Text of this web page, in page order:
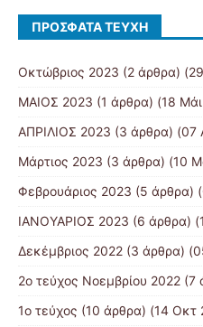
ΠΡΌΣΦΑΤΑ ΤΕΎΧΗ
Οκτώβριος 2023 (2 άρθρα)
MAIOΣ 2023 (1 άρθρα) (18
ΑΠΡΙΛΙΟΣ 2023 (3 άρθρα) (07
Μάρτιος 2023 (3 άρθρα) (10
Φεβρουάριος 2023 (5 άρθρα)
ΙΑΝΟΥΑΡΙΟΣ 2023 (6 άρθρα)
Δεκέμβριος 2022 (3 άρθρα)
2ο τεύχος Νοεμβρίου 2022 (7
1ο τεύχος (10 άρθρα) (14 Οκτ